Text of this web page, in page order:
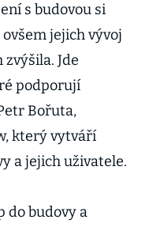
s budovou si
jejich vývoj
Jde
podporují
Bořuta,
který vytváří
a jejich uživatele.
do budovy a